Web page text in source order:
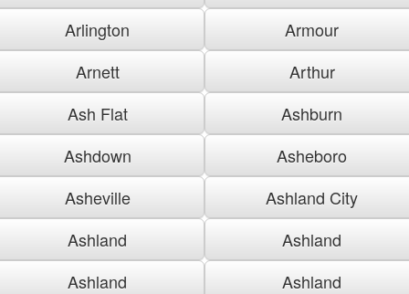
Arlington
Armour
Arnett
Arthur
Ash Flat
Ashburn
Ashdown
Asheboro
Asheville
Ashland City
Ashland
Ashland
Ashland
Ashland